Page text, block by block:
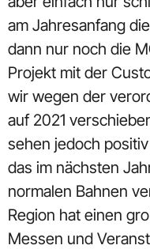
am Jahresanfang
dann nur noch die
Projekt mit der
wir wegen der
auf 2021
sehen jedoch
das im nächsten
normalen Bahnen
Region hat einen
Messen und